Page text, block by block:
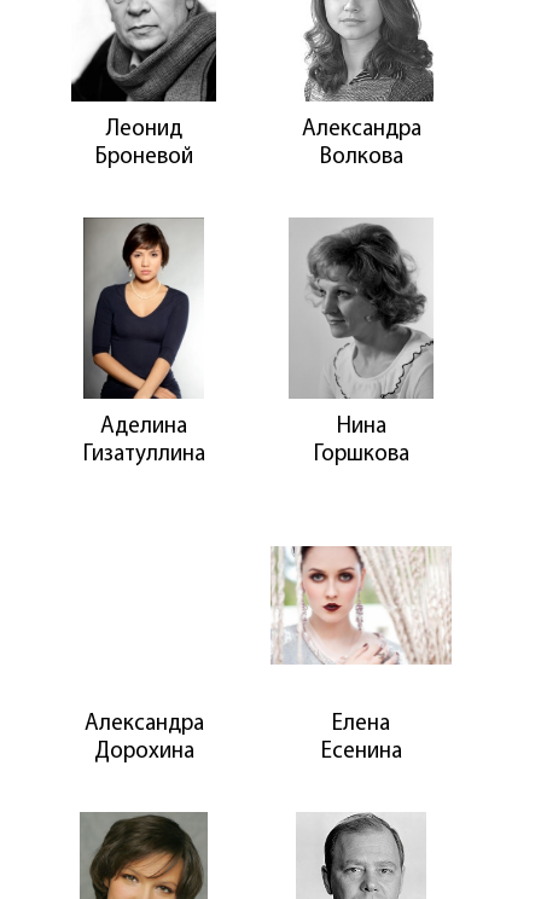
Леонид
Броневой
Александра
Волкова
Аделина
Гизатуллина
Нина
Горшкова
Александра
Дорохина
Елена
Есенина